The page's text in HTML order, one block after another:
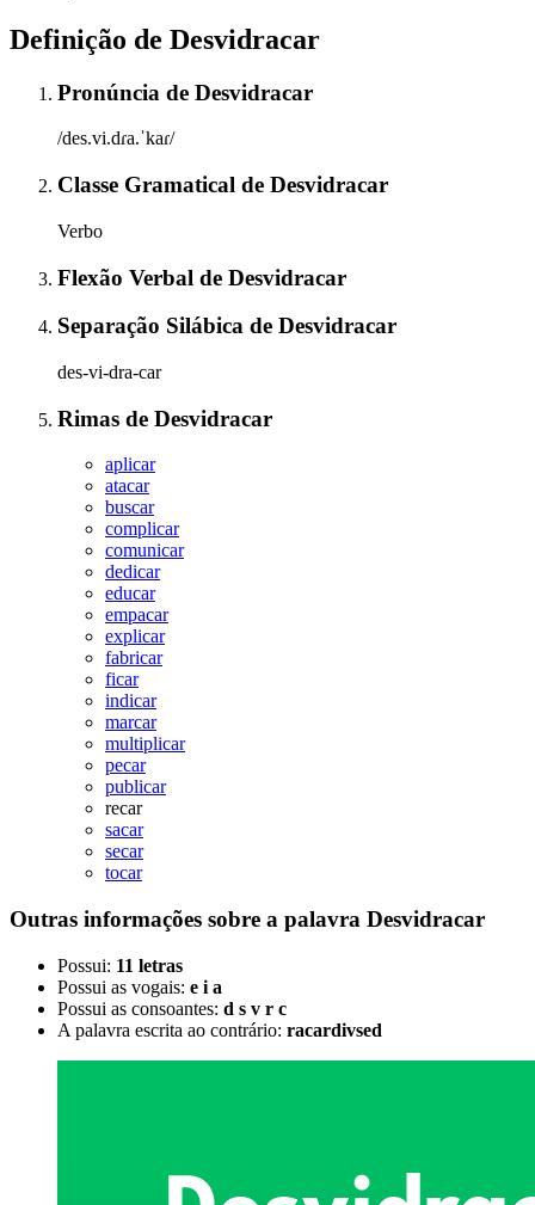
Definição de Desvidracar
Pronúncia de Desvidracar
/des.vi.dɾa.ˈkaɾ/
Classe Gramatical de Desvidracar
Verbo
Flexão Verbal de Desvidracar
Separação Silábica de Desvidracar
des-vi-dra-car
Rimas de Desvidracar
aplicar
atacar
buscar
complicar
comunicar
dedicar
educar
empacar
explicar
fabricar
ficar
indicar
marcar
multiplicar
pecar
publicar
recar
sacar
secar
tocar
Outras informações sobre a palavra Desvidracar
Possui: 11 letras
Possui as vogais: e i a
Possui as consoantes: d s v r c
A palavra escrita ao contrário: racardivsed